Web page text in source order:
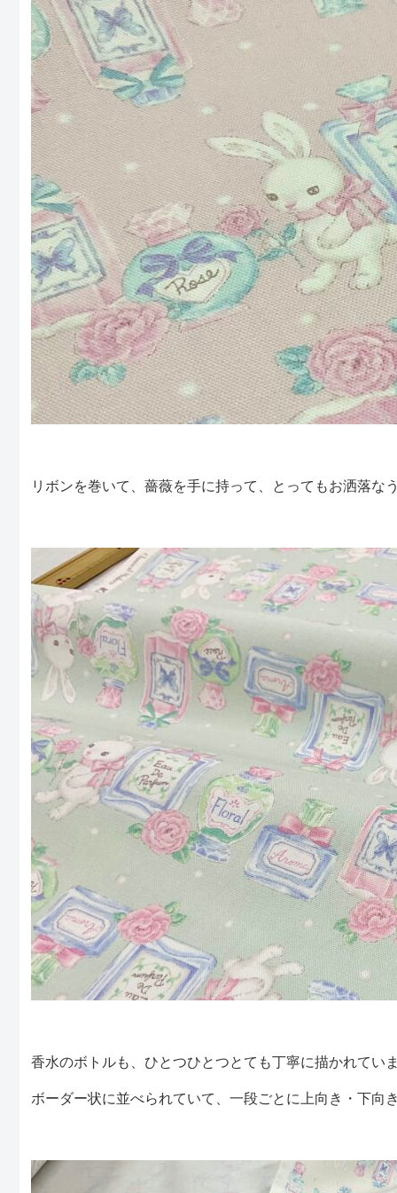
リボンを巻いて、薔薇を手に持って、とってもお洒落な
香水のボトルも、ひとつひとつとても丁寧に描かれてい
ボーダー状に並べられていて、一段ごとに上向き・下向